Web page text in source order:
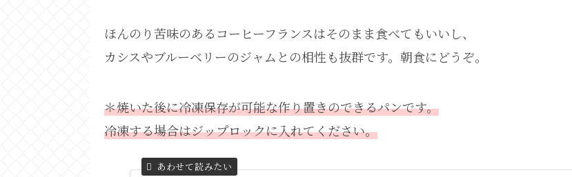
ほんのり苦味のあるコーヒーフランスはそのまま食べてもいいし、
カシスやブルーベリーのジャムとの相性も抜群です。朝食にどうぞ。
＊焼いた後に冷凍保存が可能な作り置きのできるパンです。
冷凍する場合はジップロックに入れてください。